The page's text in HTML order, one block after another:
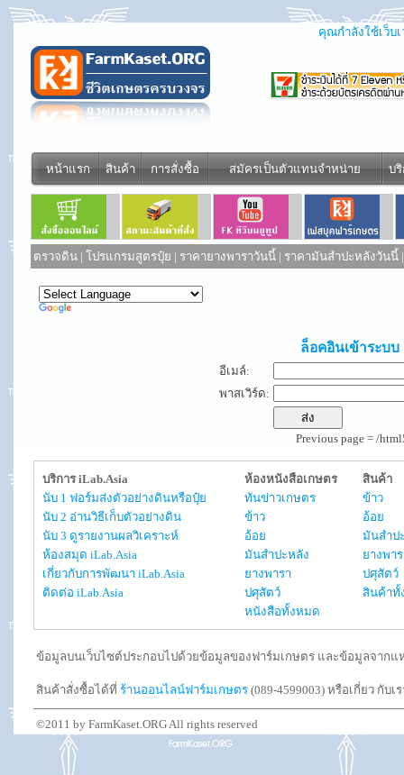
คุณกำลังใช้เว็บ
หน้าแรก สินค้า การสั่งซื้อ สมัครเป็นตัวแทนจำหน่าย บ
ตรวจดิน | โปรแกรมสูตรปุ๋ย | ราคายางพาราวันนี้ | ราคามันสำปะหลังวันนี้
ล็อคอินเข้าระบบ
อีเมล์:
พาสเวิร์ด:
Previous page = /
บริการ iLab.Asia
นับ 1 ฟอร์มส่งตัวอย่างดินหรือปุ๋ย
นับ 2 อ่านวิธีเก็บตัวอย่างดิน
นับ 3 ดูรายงานผลวิเคราะห์
ห้องสมุด iLab.Asia
เกี่ยวกับการพัฒนา iLab.Asia
ติดต่อ iLab.Asia
ห้องหนังสือเกษตร
ทันข่าวเกษตร
ข้าว
อ้อย
มันสำปะหลัง
ยางพารา
ปศุสัตว์
หนังสือทั้งหมด
สินค้า
ข้าว
อ้อย
มันสำป
ยางพา
ปศุสัตว์
สินค้าทั้
ข้อมูลบนเว็บไซต์ประกอบไปด้วยข้อมูลของฟาร์มเกษตร และข้อมูลจาก
สินค้าสั่งซื้อได้ที่ ร้านออนไลน์ฟาร์มเกษตร (089-4599003) หรือเกี่ยว กับเ
©2011 by FarmKaset.ORG All rights reserved